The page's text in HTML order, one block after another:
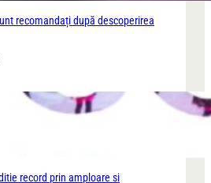
recomandați după descoperirea
record prin amploare si